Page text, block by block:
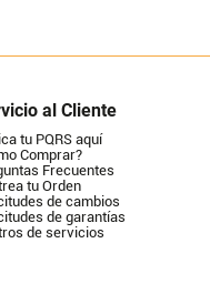
al Cliente
tu PQRS aquí
Comprar?
Frecuentes
tu Orden
de cambios
de garantías
de servicios